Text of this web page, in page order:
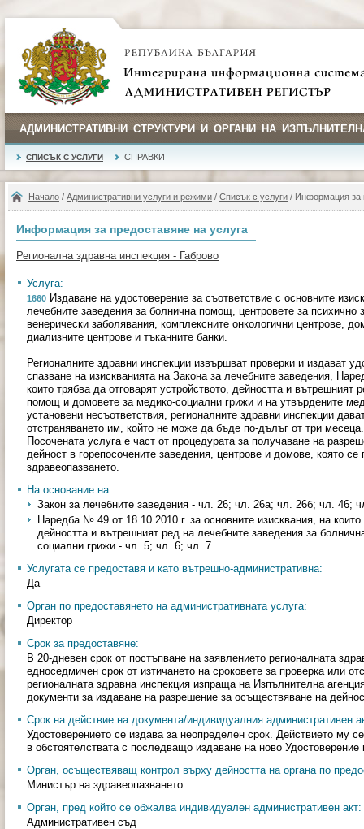
АДМИНИСТРАТИВНИ СТРУКТУРИ И ОРГАНИ НА
СПИСЪК С УСЛУГИ СПРАВКИ
Начало / Административни услуги и режими / Списък с услуги / Информация за
Информация за предоставяне на услуга
Регионална здравна инспекция - Габрово
Услуга:
1660 Издаване на удостоверение за съответствие с основните
лечебните заведения за болнична помощ, центровете за психично
венерически заболявания, комплексните онкологични центрове,
диализните центрове и тъканните банки.
Регионалните здравни инспекции извършват проверки и издават
спазване на изискванията на Закона за лечебните заведения,
които трябва да отговарят устройството, дейността и вътрешният
помощ и домовете за медико-социални грижи и на утвърдените
установени несъответствия, регионалните здравни инспекции
отстраняването им, който не може да бъде по-дълъг от три месеца.
Посочената услуга е част от процедурата за получаване на
дейност в горепосочените заведения, центрове и домове, която
здравеопазването.
На основание на:
Закон за лечебните заведения - чл. 26; чл. 26а; чл. 26б; чл. 46;
Наредба № 49 от 18.10.2010 г. за основните изисквания, на които
дейността и вътрешният ред на лечебните заведения за
социални грижи - чл. 5; чл. 6; чл. 7
Услугата се предоставя и като вътрешно-административна:
Да
Орган по предоставянето на административната услуга:
Директор
Срок за предоставяне:
В 20-дневен срок от постъпване на заявлението регионалната
едноседмичен срок от изтичането на сроковете за проверка или
регионалната здравна инспекция изпраща на Изпълнителна
документи за издаване на разрешение за осъществяване на
Срок на действие на документа/индивидуалния административен
Удостоверението се издава за неопределен срок. Действието му
в обстоятелствата с последващо издаване на ново
Орган, осъществяващ контрол върху дейността на органа по
Министър на здравеопазването
Орган, пред който се обжалва индивидуален административен акт:
Административен съд